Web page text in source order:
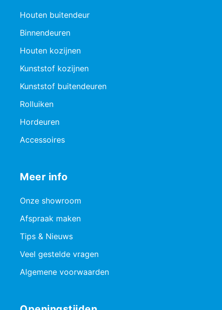
Houten buitendeur
Binnendeuren
Houten kozijnen
Kunststof kozijnen
Kunststof buitendeuren
Rolluiken
Hordeuren
Accessoires
Meer info
Onze showroom
Afspraak maken
Tips & Nieuws
Veel gestelde vragen
Algemene voorwaarden